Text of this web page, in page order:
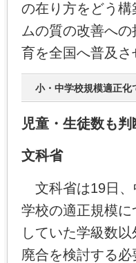
の在り方をどう
ムの質の改善へ
育を全国へ普及
小・中学校規模適正化
児童・生徒数も
文科省
文科省は19日、
学校の適正規模
していた学級数
廃合を検討する